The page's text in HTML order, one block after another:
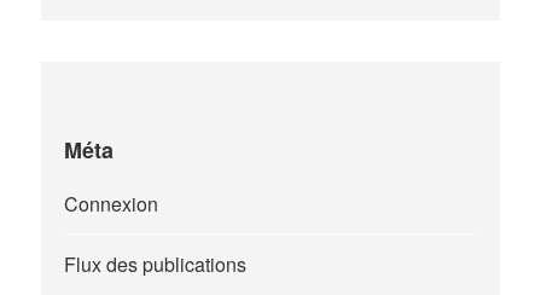
Méta
Connexion
Flux des publications